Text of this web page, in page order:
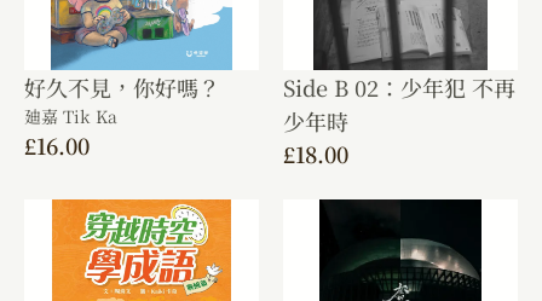
好久不見，你好嗎？
廸嘉 Tik Ka
£16.00
Side B 02：少年犯 不再
少年時
£18.00